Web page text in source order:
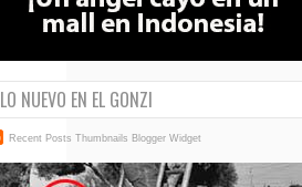
LO NUEVO EN EL GONZI
Recent Posts Thumbnails Blogger Widget